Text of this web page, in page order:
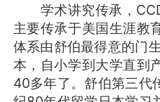
学术讲究传承，
主要传承于美国生涯教
体系由舒伯最得意的门
本，自小学到大学直到
40多年了。舒伯第三代